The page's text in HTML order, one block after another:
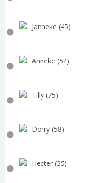
Janneke (45)
Anneke (52)
Tilly (75)
Dorry (58)
Hester (35)